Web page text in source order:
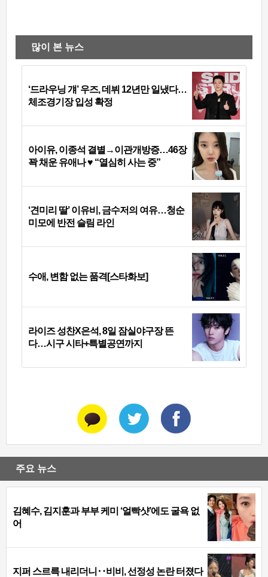
많이 본 뉴스
‘드라우닝 걔’ 우즈, 데뷔 12년만 일냈다…
체조경기장 입성 확정
아이유, 이종석 결별→이관개방증…46장
꽉 채운 유애나 ♥ “열심히 사는 중”
‘견미리 딸’ 이유비, 금수저의 여유…청순
미모에 반전 슬림 라인
수애, 변함 없는 품격[스타화보]
라이즈 성찬X은석, 8일 잠실야구장 뜬
다…시구 시타+특별공연까지
주요 뉴스
김혜수, 김지훈과 부부 케미 ‘얼빡샷’에도 굴욕 없
어
지퍼 스르륵 내리더니‥비비, 선정성 논란 터졌다